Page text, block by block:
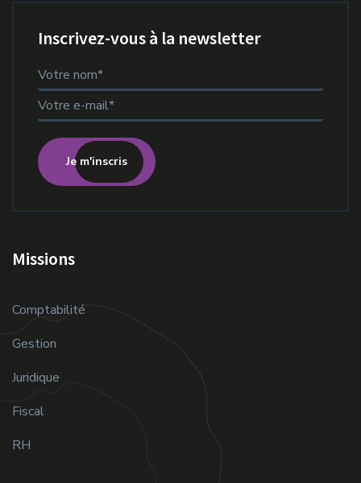
Inscrivez-vous à la newsletter
Je m'inscris
Missions
Comptabilité
Gestion
Juridique
Fiscal
RH